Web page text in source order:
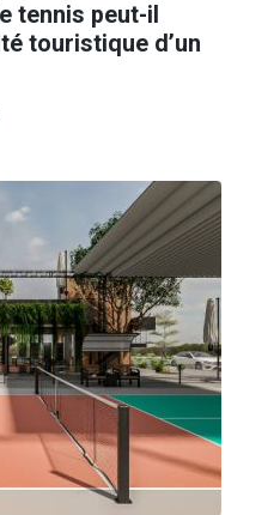
tennis peut-il
touristique d’un